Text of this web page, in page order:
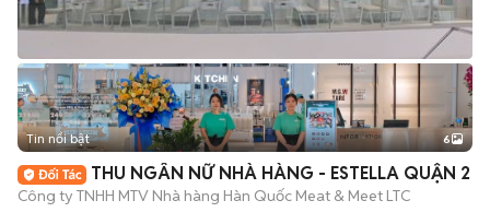
+2
Tin nổi bật 6
THU NGÂN NỮ NHÀ HÀNG - ESTELLA QUẬN 2
Công ty TNHH MTV Nhà hàng Hàn Quốc Meat & Meet LTC